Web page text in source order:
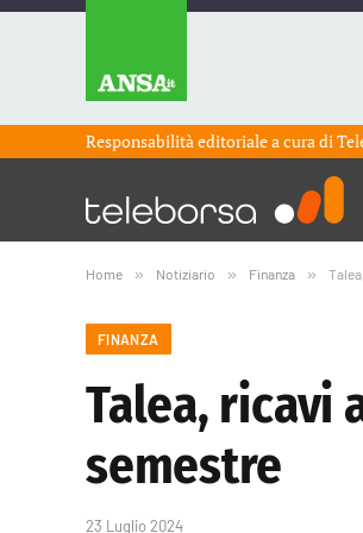
Responsabilità editoriale a cura di
Home » Notiziario » Finanza »
FINANZA
Talea, ricavi
semestre
23 Luglio 2024